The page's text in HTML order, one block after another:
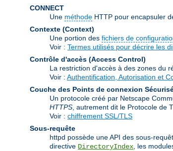
CONNECT
Une méthode HTTP pour encapsuler
Contexte (Context)
Une portion des fichiers de
Voir : Termes utilisés pour décrire les
Contrôle d'accès (Access Control)
La restriction d'accès à des zones du
Voir : Authentification, Autorisation et
Couche des Points de connexion
Un protocole créé par Netscape
HTTPS , autrement dit le Protocole de
Voir : chiffrement SSL/TLS
Sous-requête
httpd possède une API des sous-
directive DirectoryIndex , les